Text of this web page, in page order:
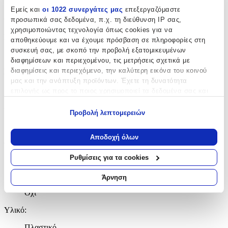
Εμείς και οι 1022 συνεργάτες μας επεξεργαζόμαστε
προσωπικά σας δεδομένα, π.χ. τη διεύθυνση IP σας,
χρησιμοποιώντας τεχνολογία όπως cookies για να
αποθηκεύουμε και να έχουμε πρόσβαση σε πληροφορίες στη
συσκευή σας, με σκοπό την προβολή εξατομικευμένων
διαφημίσεων και περιεχομένου, τις μετρήσεις σχετικά με
διαφημίσεις και περιεχόμενο, την καλύτερη εικόνα του κοινού
μας και την ανάπτυξη προϊόντων. Έχετε τη δυνατότητα
Να συλλέξουμε πληροφορίες σχετικά με τη γεωγραφική
σας τοποθεσία, οι οποίες μπορεί να είναι ακριβείς σε
απόσταση μερικών μέτρων
Να αναγνωρίσουμε τη συσκευή σας σαρώνοντας ενεργά
για συγκεκριμένα χαρακτηριστικά (δακτυλικό αποτύπωμα)
Μάθετε περισσότερα σχετικά με τον τρόπο επεξεργασίας των
προσωπικών σας δεδομένων και καθορίστε τις προτιμήσεις σας
στην
Δήλωση Cookies.
Προβολή λεπτομερειών
Αποδοχή όλων
Ρυθμίσεις για τα cookies
Άρνηση
Χαρακτηριστικά
Κατασκευαστής:
Falk
Ηλικία:
Αυτοκινητάκια
Ζωάκια
Όχι
Υλικό: